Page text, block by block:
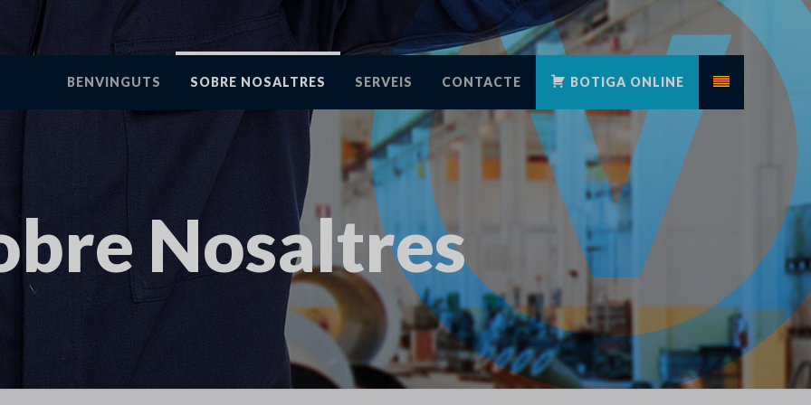
BENVINGUTS SOBRE NOSALTRES SERVEIS CONTACTE BOTIGA ONLINE
Nosaltres